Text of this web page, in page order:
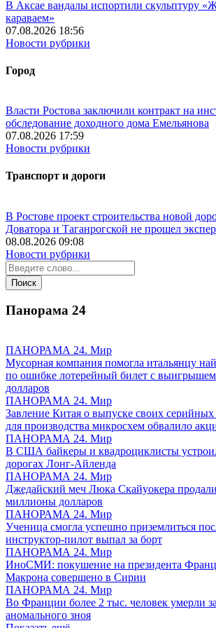
В Аксае вандалы испортили скульптуру
караваем»
07.08.2026 18:56
Новости рубрики
Город
Власти Ростова заключили контракт на
обследование доходного дома Емельянова
07.08.2026 17:59
Новости рубрики
Транспорт и дороги
В Ростове проект строительства новой
Доватора и Таганрогской не прошел
08.08.2026 09:08
Новости рубрики
Панорама 24
ПАНОРАМА 24. Мир
Мусорная компания помогла итальянцу
по ошибке лотерейный билет с
долларов
ПАНОРАМА 24. Мир
Завление Китая о выпуске своих
для производства микросхем обвалило
ПАНОРАМА 24. Мир
В США байкеры и квадроциклисты
дорогах Лонг-Айленда
ПАНОРАМА 24. Мир
Джедайский меч Люка Скайуокера продали
миллионы долларов
ПАНОРАМА 24. Мир
Ученица смогла успешно приземлиться
инструктор-пилот выпал за борт
ПАНОРАМА 24. Мир
ИноСМИ: покушение на президента
Макрона совершено в Сирии
ПАНОРАМА 24. Мир
Во Франции более 2 тыс. человек умерли
аномального зноя